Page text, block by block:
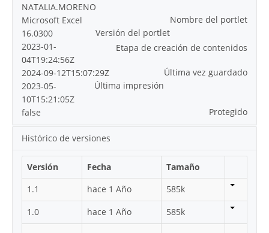
NATALIA.MORENO
Nombre del portlet
Microsoft Excel
Versión del portlet
16.0300
Etapa de creación de contenidos
2023-01-
04T19:24:56Z
Última vez guardado
2024-09-12T15:07:29Z
Última impresión
2023-05-
10T15:21:05Z
Protegido
false
Histórico de versiones
Versión Fecha
Tamaño
1.1
hace 1 Año
585k
1.0
hace 1 Año 585k